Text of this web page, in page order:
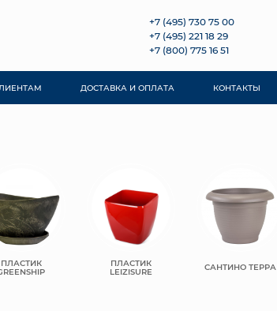
+7 (495) 730 75 00
+7 (495) 221 18 29
+7 (800) 775 16 51
ДОСТАВКА И ОПЛАТА КОНТАКТЫ
ПЛАСТИК ПЛАСТИК
LEIZISURE САНТИНО ТЕРРА